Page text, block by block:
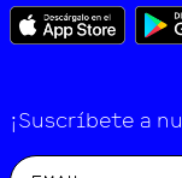
¡Suscríbete a